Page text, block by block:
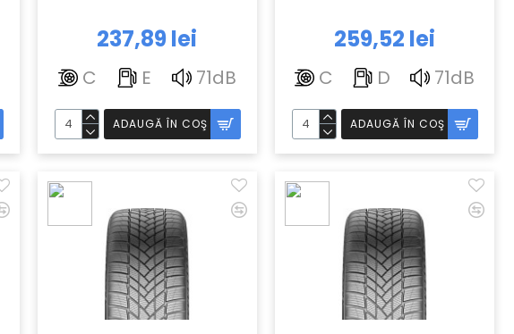
237,89 lei
C E 71dB
ADAUGĂ ÎN COŞ
259,52 lei
C D 71dB
ADAUGĂ ÎN COŞ